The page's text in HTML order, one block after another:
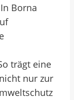
Borna
trägt eine
nur zur